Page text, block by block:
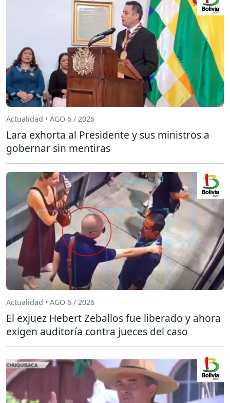
Actualidad • AGO 6 / 2026
Lara exhorta al Presidente y sus ministros a
gobernar sin mentiras
Actualidad • AGO 6 / 2026
El exjuez Hebert Zeballos fue liberado y ahora
exigen auditoría contra jueces del caso